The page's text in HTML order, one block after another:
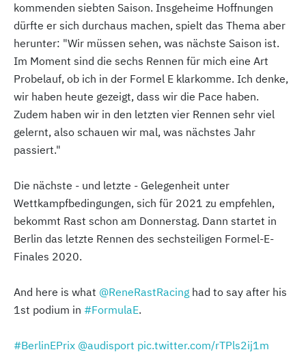
kommenden siebten Saison. Insgeheime Hoffnungen
dürfte er sich durchaus machen, spielt das Thema aber
herunter: "Wir müssen sehen, was nächste Saison ist.
Im Moment sind die sechs Rennen für mich eine Art
Probelauf, ob ich in der Formel E klarkomme. Ich denke,
wir haben heute gezeigt, dass wir die Pace haben.
Zudem haben wir in den letzten vier Rennen sehr viel
gelernt, also schauen wir mal, was nächstes Jahr
passiert."
Die nächste - und letzte - Gelegenheit unter
Wettkampfbedingungen, sich für 2021 zu empfehlen,
bekommt Rast schon am Donnerstag. Dann startet in
Berlin das letzte Rennen des sechsteiligen Formel-E-
Finales 2020.
And here is what @ReneRastRacing had to say after his
1st podium in #FormulaE.
#BerlinEPrix @audisport pic.twitter.com/rTPls2ij1m